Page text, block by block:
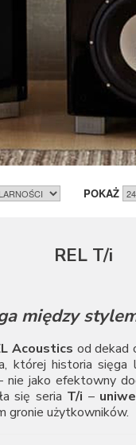
POKAŻ
REL T/i
między
Acoustics od dekad
której historia
nie jako efektowny
się seria T/i –
gronie użytkowników.